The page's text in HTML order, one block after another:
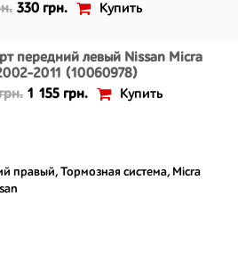
330 грн. Купить
передний левый Nissan Micra
2011 (10060978)
1 155 грн. Купить
правый, Тормозная система, Micra